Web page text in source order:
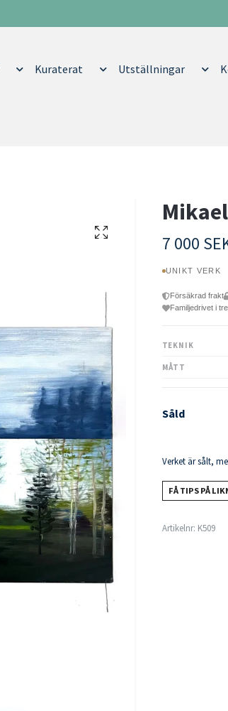
Kuraterat Utställningar
7 000
UNIKT VERK
Försäkrad frakt
Familjedrivet i
TEKNIK
MÅTT
Såld
Verket är sålt,
FÅ TIPS PÅ
Artikelnr: K509